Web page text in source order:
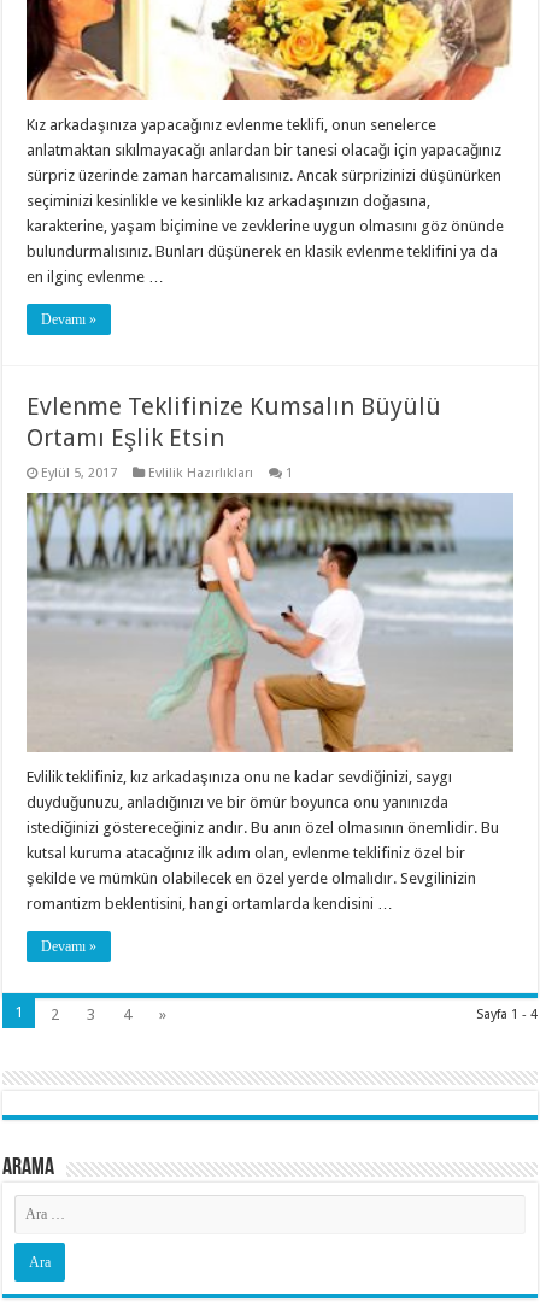
Kız arkadaşınıza yapacağınız evlenme teklifi, onun senelerce
anlatmaktan sıkılmayacağı anlardan bir tanesi olacağı için yapacağınız
sürpriz üzerinde zaman harcamalısınız. Ancak sürprizinizi düşünürken
seçiminizi kesinlikle ve kesinlikle kız arkadaşınızın doğasına,
karakterine, yaşam biçimine ve zevklerine uygun olmasını göz önünde
bulundurmalısınız. Bunları düşünerek en klasik evlenme teklifini ya da
en ilginç evlenme …
Devamı »
Evlenme Teklifinize Kumsalın Büyülü
Ortamı Eşlik Etsin
Eylül 5, 2017 Evlilik Hazırlıkları 1
Evlilik teklifiniz, kız arkadaşınıza onu ne kadar sevdiğinizi, saygı
duyduğunuzu, anladığınızı ve bir ömür boyunca onu yanınızda
istediğinizi göstereceğiniz andır. Bu anın özel olmasının önemlidir. Bu
kutsal kuruma atacağınız ilk adım olan, evlenme teklifiniz özel bir
şekilde ve mümkün olabilecek en özel yerde olmalıdır. Sevgilinizin
romantizm beklentisini, hangi ortamlarda kendisini …
Devamı »
Sayfa 1 - 4
1 2 3 4 »
Arama